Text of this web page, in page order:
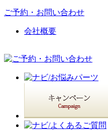
ご予約・お問い合わせ
会社概要